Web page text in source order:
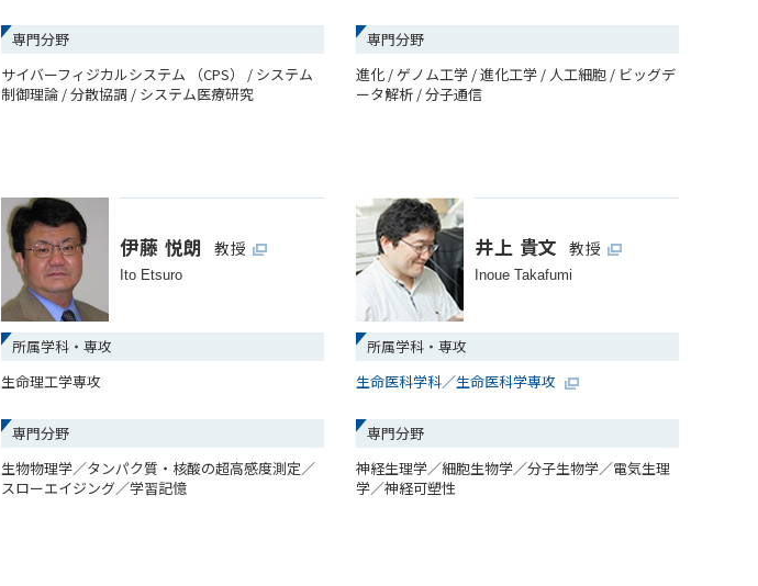
専門分野
サイバーフィジカルシステム （CPS） / システム
制御理論 / 分散協調 / システム医療研究
専門分野
進化 / ゲノム工学 / 進化工学 / 人工細胞 / ビッグデ
ータ解析 / 分子通信
伊藤 悦朗 教授
Ito Etsuro
所属学科・専攻
生命理工学専攻
専門分野
生物物理学／タンパク質・核酸の超高感度測定／
スローエイジング／学習記憶
井上 貴文 教授
Inoue Takafumi
所属学科・専攻
生命医科学科／生命医科学専攻
専門分野
神経生理学／細胞生物学／分子生物学／電気生理
学／神経可塑性